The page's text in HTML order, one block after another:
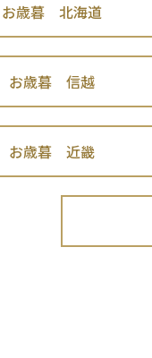
お歳暮 北海道
お歳暮 信越
お歳暮 近畿